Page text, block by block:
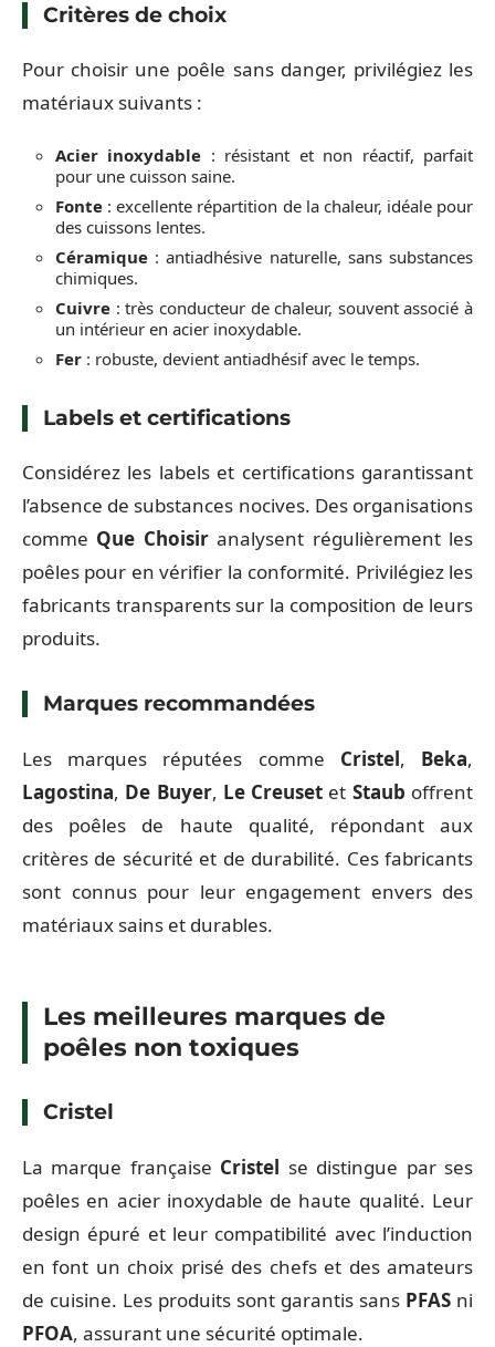
Critères de choix
Pour choisir une poêle sans danger, privilégiez les
matériaux suivants :
Acier inoxydable : résistant et non réactif, parfait
pour une cuisson saine.
Fonte : excellente répartition de la chaleur, idéale pour
des cuissons lentes.
Céramique : antiadhésive naturelle, sans substances
chimiques.
Cuivre : très conducteur de chaleur, souvent associé à
un intérieur en acier inoxydable.
Fer : robuste, devient antiadhésif avec le temps.
Labels et certifications
Considérez les labels et certifications garantissant
l’absence de substances nocives. Des organisations
comme Que Choisiranalysent régulièrement les
poêles pour en vérifier la conformité. Privilégiez les
fabricants transparents sur la composition de leurs
produits.
Marques recommandées
Les marques réputées comme Cristel, Beka,
Lagostina, De Buyer, Le Creuset et Staub offrent
des poêles de haute qualité, répondant aux
critères de sécurité et de durabilité. Ces fabricants
sont connus pour leur engagement envers des
matériaux sains et durables.
Les meilleures marques de
poêles non toxiques
Cristel
La marque française Cristel se distingue par ses
poêles en acier inoxydable de haute qualité. Leur
design épuré et leur compatibilité avec l’induction
en font un choix prisé des chefs et des amateurs
de cuisine. Les produits sont garantis sans PFAS ni
PFOA, assurant une sécurité optimale.